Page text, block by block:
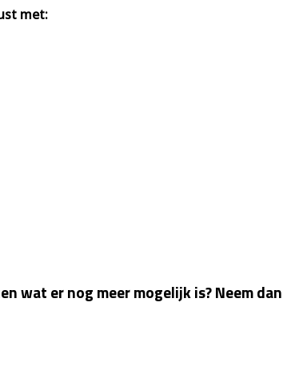
met:
wat er nog meer mogelijk is? Neem dan